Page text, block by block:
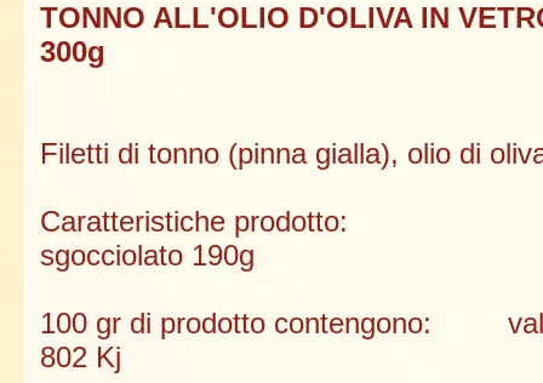
TONNO ALL'OLIO D'OLIVA IN
300g
Filetti di tonno (pinna gialla), olio di
Caratteristiche
sgocciolato 190g
100 gr di prodotto contengono:
802 Kj